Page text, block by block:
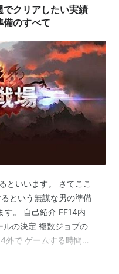
ところ誰からも連絡来
そ…
でクリアしたい実績
備のすべて
といいます。 さてここ
という無謀な男の準備
す。 自己紹介 FF14内
ルの決定 複数ジョブの
外で ゲームする時間の
ンの調整 トレーニング